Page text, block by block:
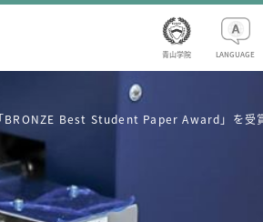
青山学院 LANGUAGE
BRONZE Best Student Paper Award」を受